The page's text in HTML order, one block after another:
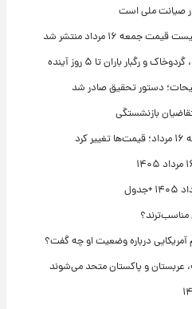
صیانت ملی است
۱۶ مرداد منتشر شد
رگبار باران تا ۵ روز آینده
دستور تحقیق صادر شد
مناسب‌ترند؟
درباره وضعیت او چه گفت؟
عربستان و پاکستان متحد می‌شوند